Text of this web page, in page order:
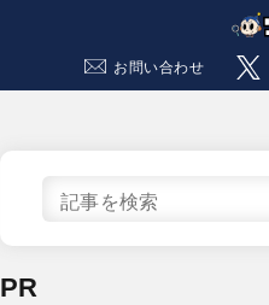
お問い合わせ
PR